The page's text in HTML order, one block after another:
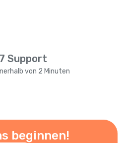
Support
von 2 Minuten
beginnen!